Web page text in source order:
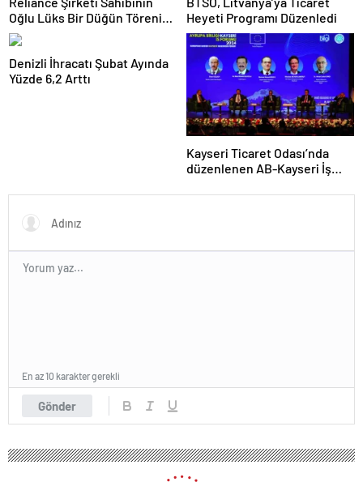
Oğlu Lüks Bir Düğün Töreni
Düzenledi
Heyeti Programı Düzenledi
Denizli İhracatı Şubat Ayında
Yüzde 6,2 Arttı
Kayseri Ticaret Odası’nda
düzenlenen AB-Kayseri İş
ve dijitalleşme vurgusu
Gönder
En az 10 karakter gerekli